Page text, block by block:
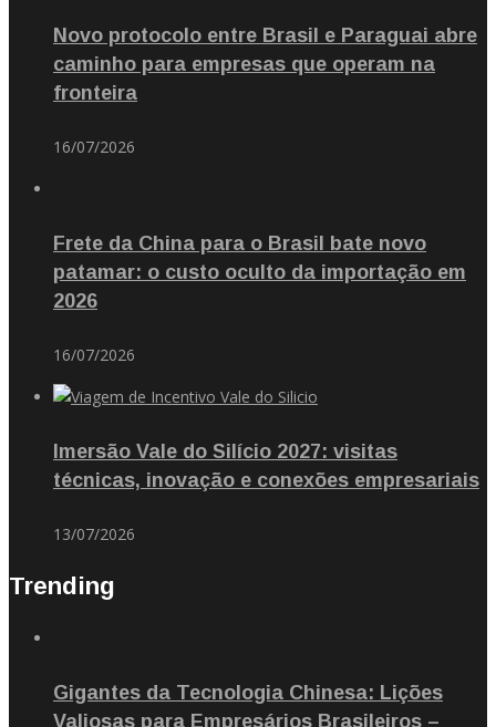
Novo protocolo entre Brasil e Paraguai abre
caminho para empresas que operam na
fronteira
16/07/2026
Frete da China para o Brasil bate novo
patamar: o custo oculto da importação em
2026
16/07/2026
Imersão Vale do Silício 2027: visitas
técnicas, inovação e conexões empresariais
13/07/2026
Trending
Gigantes da Tecnologia Chinesa: Lições
Valiosas para Empresários Brasileiros –